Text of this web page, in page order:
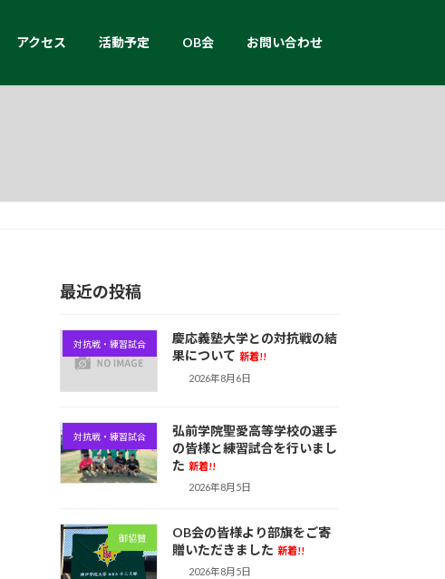
アクセス 活動予定 OB会 お問い合わせ
最近の投稿
対抗戦・練習試合
慶応義塾大学との対抗戦の結
果について 新着!!
2026年8月6日
対抗戦・練習試合
弘前学院聖愛高等学校の選手
の皆様と練習試合を行いまし
た 新着!!
2026年8月5日
御協賛
OB会の皆様より部旗をご寄
贈いただきました 新着!!
2026年8月5日